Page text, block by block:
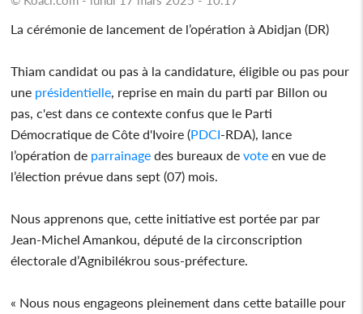
La cérémonie de lancement de l’opération à Abidjan (DR)
Thiam candidat ou pas à la candidature, éligible ou pas pour
une présidentielle , reprise en main du parti par Billon ou
pas, c'est dans ce contexte confus que le Parti
Démocratique de Côte d'Ivoire (PDCI-RDA), lance
l’opération de parrainage des bureaux devote en vue de
l’élection prévue dans sept (07) mois.
Nous apprenons que, cette initiative est portée par par
Jean-Michel Amankou, député de la circonscription
électorale d’Agnibilékrou sous-préfecture.
« Nous nous engageons pleinement dans cette bataille pour